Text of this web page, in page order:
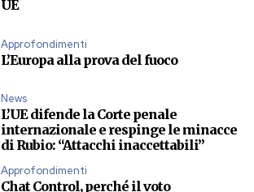
UE
Approfondimenti
L’Europa alla prova del fuoco
News
L’UE difende la Corte penale
internazionale e respinge le minacce
di Rubio: “Attacchi inaccettabili”
Approfondimenti
Chat Control, perché il voto